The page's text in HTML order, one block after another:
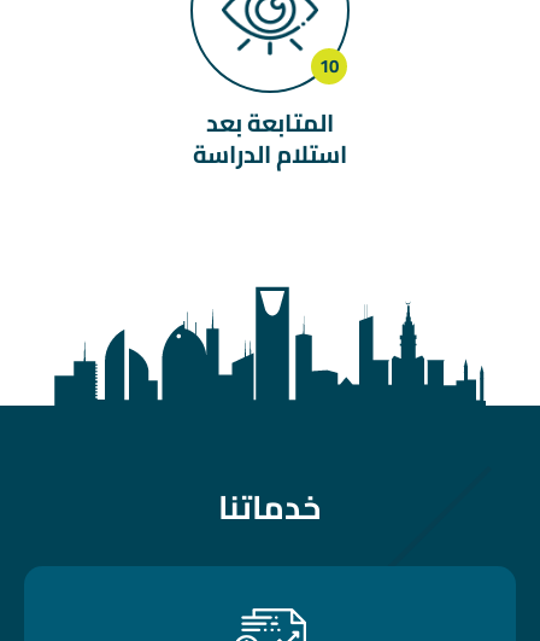
المتابعة بعد
استلام الدراسة
خدماتنا